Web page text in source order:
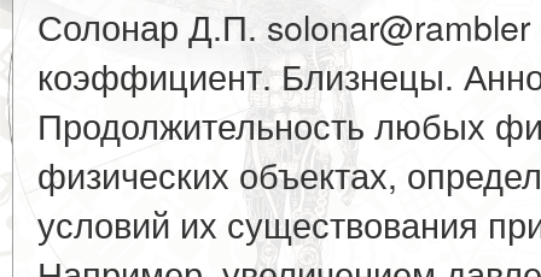
Солонар Д.П. solonar@rambler
коэффициент. Близнецы.
Продолжительность любых
физических объектах,
условий их существования